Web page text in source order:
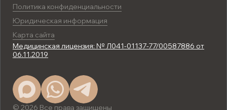
Политика конфиденциальности
Юридическая информация
Карта сайта
Медицинская лицензия: № Л041-01137-77/00587886 от
06.11.2019
© 2026 Все права защищены